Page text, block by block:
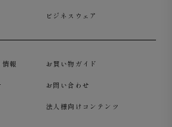
ビジネスウェア
報 お買い物ガイド
お問い合わせ
法人様向けコンテンツ